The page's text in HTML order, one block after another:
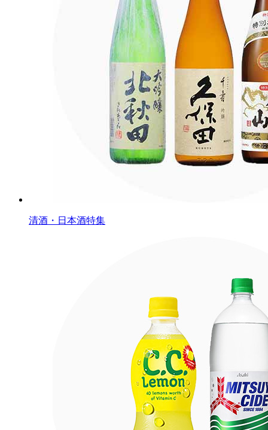
清酒・日本酒特集